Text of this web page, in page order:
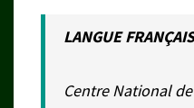
LANGUE
Centre National